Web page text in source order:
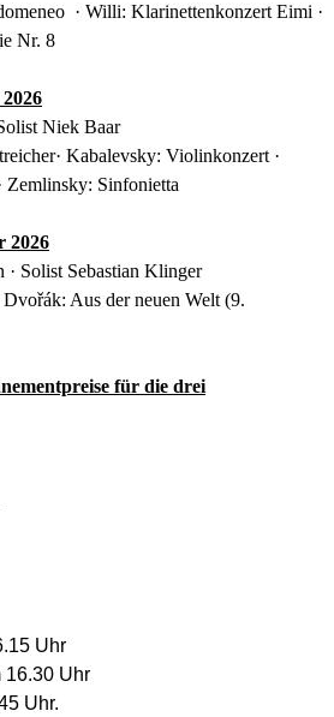
· Willi: Klarinettenkonzert Eimi ·
Nr. 8
Niek Baar
Kabalevsky: Violinkonzert ·
Zemlinsky: Sinfonietta
2026
Solist Sebastian Klinger
Aus der neuen Welt (9.
für die drei
Uhr
16.30 Uhr
Uhr.